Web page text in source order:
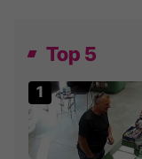
Top 5